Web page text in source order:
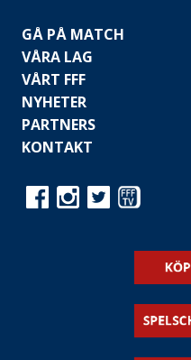
GÅ PÅ MATCH
VÅRA LAG
VÅRT FFF
NYHETER
PARTNERS
KONTAKT